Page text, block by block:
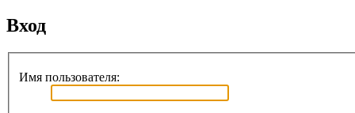
Вход
Имя пользователя: